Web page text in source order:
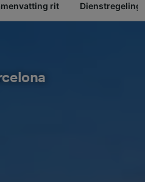
rit Dienstregeling